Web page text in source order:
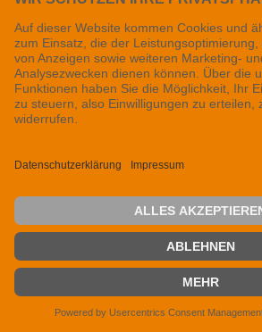
Adler-Royal
TRD 7020
Alphatext
Arba